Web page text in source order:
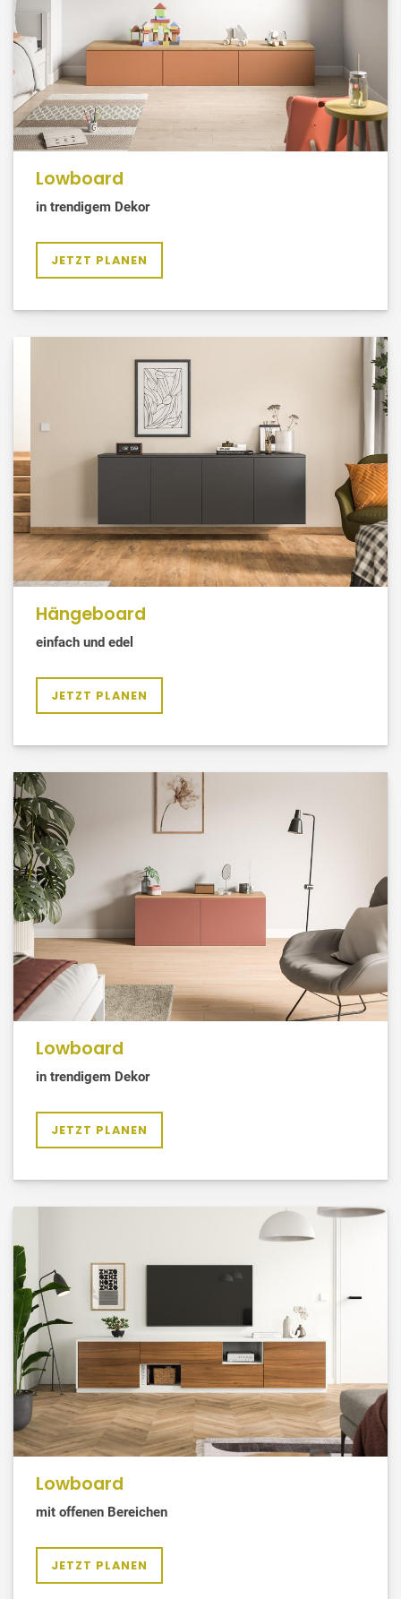
Lowboard
in trendigem Dekor
JETZT PLANEN
Hängeboard
einfach und edel
JETZT PLANEN
Lowboard
in trendigem Dekor
JETZT PLANEN
Lowboard
mit offenen Bereichen
JETZT PLANEN